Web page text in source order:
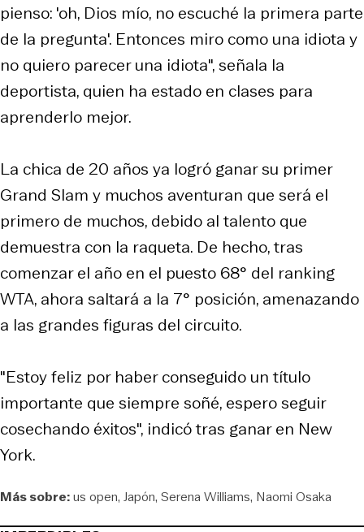
pienso: 'oh, Dios mío, no escuché la primera parte
de la pregunta'. Entonces miro como una idiota y
no quiero parecer una idiota", señala la
deportista, quien ha estado en clases para
aprenderlo mejor.
La chica de 20 años ya logró ganar su primer
Grand Slam y muchos aventuran que será el
primero de muchos, debido al talento que
demuestra con la raqueta. De hecho, tras
comenzar el año en el puesto 68° del ranking
WTA, ahora saltará a la 7° posición, amenazando
a las grandes figuras del circuito.
"Estoy feliz por haber conseguido un título
importante que siempre soñé, espero seguir
cosechando éxitos", indicó tras ganar en New
York.
Más sobre:us open Japón Serena Williams Naomi Osaka